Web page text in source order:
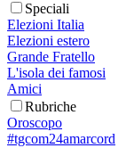
Speciali
Elezioni Italia
Elezioni estero
Grande Fratello
L'isola dei famosi
Amici
Rubriche
Oroscopo
#tgcom24amarcord